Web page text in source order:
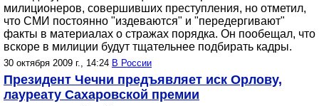
милиционеров, совершивших преступления, но отметил,
что СМИ постоянно "издеваются" и "передергивают"
факты в материалах о стражах порядка. Он пообещал, что
вскоре в милиции будут тщательнее подбирать кадры.
30 октября 2009 г., 14:24 В России
Президент Чечни предъявляет иск Орлову,
лауреату Сахаровской премии